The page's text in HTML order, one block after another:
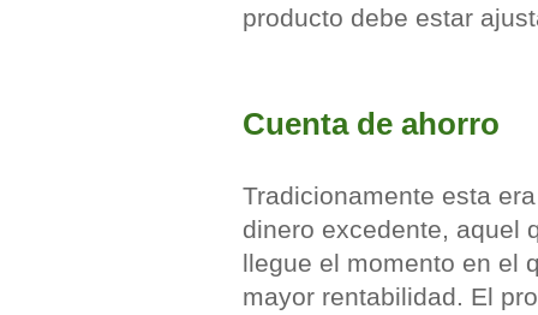
producto debe estar
Cuenta de ahorro
Tradicionamente esta
dinero excedente, aquel
llegue el momento en el
mayor rentabilidad. El